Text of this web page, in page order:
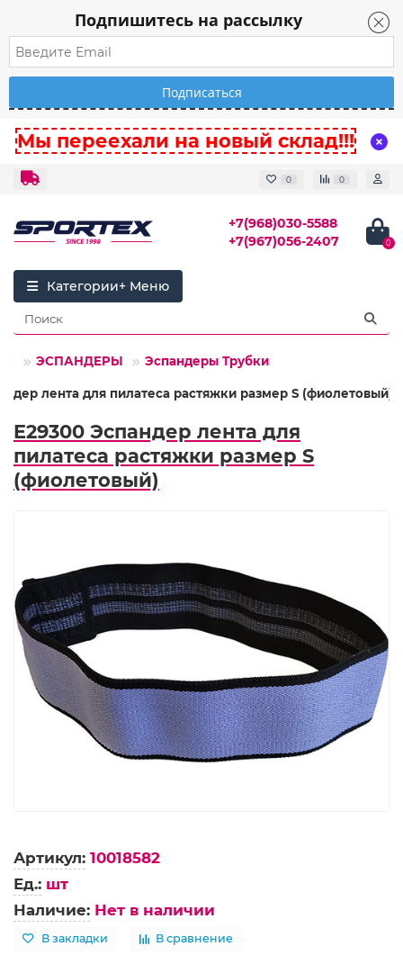
Подпишитесь на рассылку
Мы переехали на новый склад!!!
0 0
+7(968)030-5588
+7(967)056-2407
0
Категории
ЭСПАНДЕРЫ Эспандеры Трубки
лента для пилатеса растяжки размер S (фиолетовый)
E29300 Эспандер лента для
пилатеса растяжки размер S
(фиолетовый)
Артикул: 10018582
Ед.: шт
Наличие: Нет в наличии
В закладки В сравнение